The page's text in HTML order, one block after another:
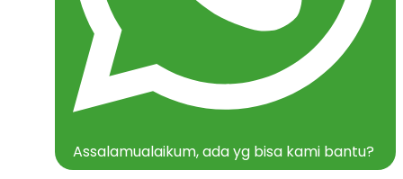
Assalamualaikum, ada yg bisa kami bantu?